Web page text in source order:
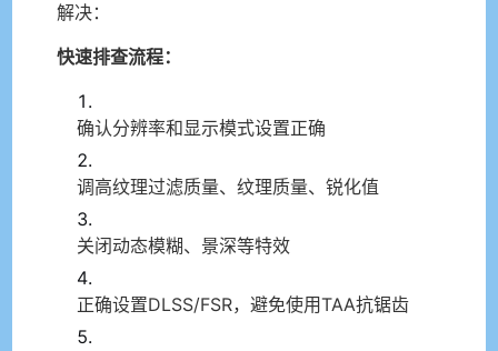
解决：
快速排查流程：
确认分辨率和显示模式设置正确
调高纹理过滤质量、纹理质量、锐化值
关闭动态模糊、景深等特效
正确设置DLSS/FSR，避免使用TAA抗锯齿